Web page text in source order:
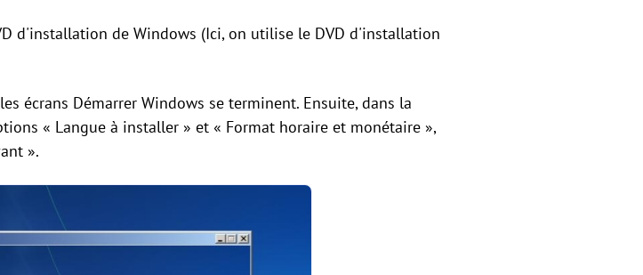
d'installation de Windows (Ici, on utilise le DVD d'installation
écrans Démarrer Windows se terminent. Ensuite, dans la
« Langue à installer » et « Format horaire et monétaire »,
».